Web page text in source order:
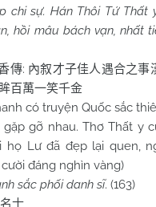
chi sự. Hán Thôi Tứ Thất
hồi mâu bách vạn, nhất
傳: 內叙才子佳人遇合之事
百萬一笑千金
có truyện Quốc sắc
gỡ nhau. Thơ Thất y
họ Lư đã đẹp lại quen,
đáng nghìn vàng)
sắc phối danh sĩ. (163)
士